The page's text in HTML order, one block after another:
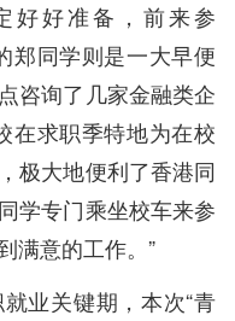
好好准备，前来参
郑同学则是一大早便
咨询了几家金融类企
在求职季特地为在校
极大地便利了香港同
学专门乘坐校车来参
满意的工作。”
业关键期，本次“青